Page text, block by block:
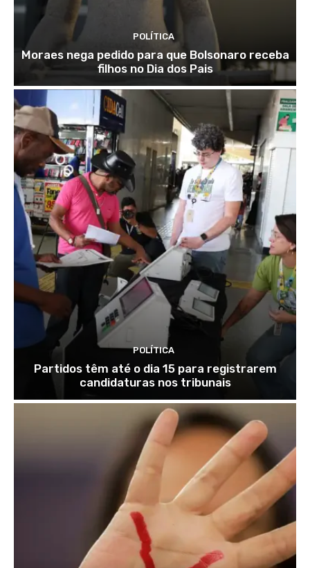
POLÍTICA
Moraes nega pedido para que Bolsonaro receba
filhos no Dia dos Pais
POLÍTICA
Partidos têm até o dia 15 para registrarem
candidaturas nos tribunais